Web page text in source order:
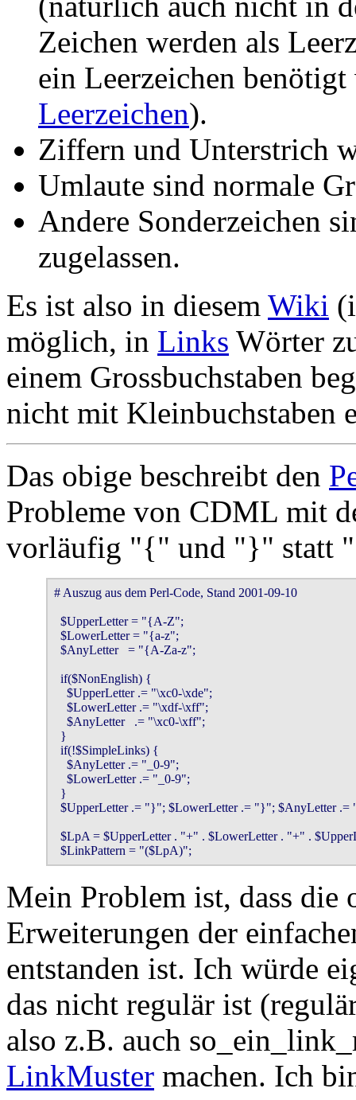
Zeichen werden als
ein Leerzeichen
Leerzeichen).
Ziffern und Unterstrich
Umlaute sind normale
Andere Sonderzeichen
zugelassen.
Es ist also in diesem Wiki
möglich, in Links Wörter
einem Grossbuchstaben
nicht mit Kleinbuchstaben
Das obige beschreibt den
Probleme von CDML mit
vorläufig "{" und "}" statt
# Auszug aus dem Perl-Code, Stand 2001-09-10
  $UpperLetter = "{A-Z";
  $LowerLetter = "{a-z";
  $AnyLetter   = "{A-Za-z";
  if($NonEnglish) {
    $UpperLetter .= "\xc0-\xde";
    $LowerLetter .= "\xdf-\xff";
    $AnyLetter   .= "\xc0-\xff";
  }
  if(!$SimpleLinks) {
    $AnyLetter .= "_0-9";
    $LowerLetter .= "_0-9";
  }
$UpperLetter .= "}"; $LowerLetter .= "}"; $AnyLetter .=
$LpA = $UpperLetter . "+" . $LowerLetter . "+" .
  $LinkPattern = "($LpA)";
Mein Problem ist, dass die
Erweiterungen der
entstanden ist. Ich würde
das nicht regulär ist
also z.B. auch
LinkMuster machen. Ich